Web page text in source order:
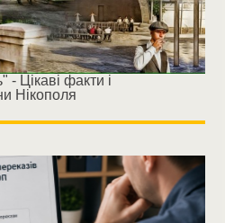
- Цікаві факти і
Нікополя